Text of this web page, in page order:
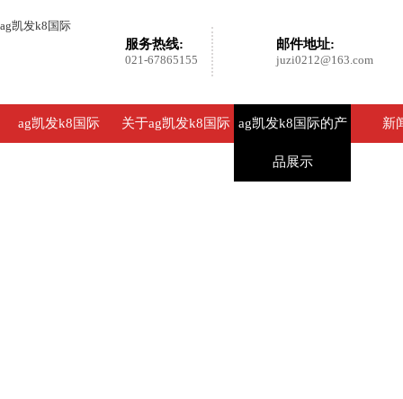
ag凯发k8国际
邮件地址:
juzi0212@163.com
服务热线:
021-67865155
ag凯发k8国际 关于ag凯发k8国际 ag凯发k8国际的产
品展示
新